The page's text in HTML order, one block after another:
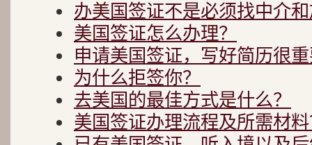
办美国签证不是必须找中介
美国签证怎么办理？
申请美国签证，写好简历很
为什么拒签你？
去美国的最佳方式是什么？
美国签证办理流程及所需材